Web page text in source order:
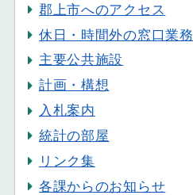
郡上市へのアクセス
休日・時間外の窓口業務
主要公共施設
計画・構想
入札案内
統計の部屋
リンク集
各課からのお知らせ